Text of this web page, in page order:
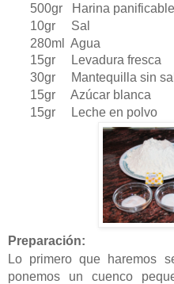
500gr Harina panificable
10gr Sal
280ml Agua
15gr Levadura fresca
30gr Mantequilla sin sal
15gr Azúcar blanca
15gr Leche en polvo
Preparación:
Lo primero que haremos
ponemos un cuenco